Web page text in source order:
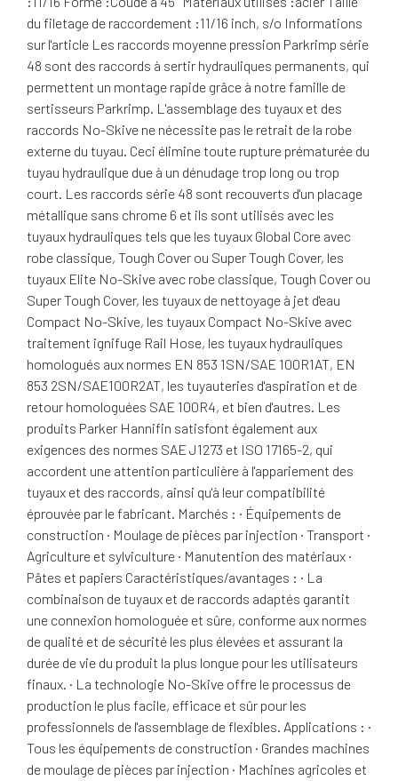
du filetage de raccordement :11/16 inch, s/o Informations
sur l'article Les raccords moyenne pression Parkrimp série
48 sont des raccords à sertir hydrauliques permanents, qui
permettent un montage rapide grâce à notre famille de
sertisseurs Parkrimp. L'assemblage des tuyaux et des
raccords No-Skive ne nécessite pas le retrait de la robe
externe du tuyau. Ceci élimine toute rupture prématurée du
tuyau hydraulique due à un dénudage trop long ou trop
court. Les raccords série 48 sont recouverts d'un placage
métallique sans chrome 6 et ils sont utilisés avec les
tuyaux hydrauliques tels que les tuyaux Global Core avec
robe classique, Tough Cover ou Super Tough Cover, les
tuyaux Elite No-Skive avec robe classique, Tough Cover ou
Super Tough Cover, les tuyaux de nettoyage à jet d'eau
Compact No-Skive, les tuyaux Compact No-Skive avec
traitement ignifuge Rail Hose, les tuyaux hydrauliques
homologués aux normes EN 853 1SN/SAE 100R1AT, EN
853 2SN/SAE100R2AT, les tuyauteries d'aspiration et de
retour homologuées SAE 100R4, et bien d'autres. Les
produits Parker Hannifin satisfont également aux
exigences des normes SAE J1273 et ISO 17165-2, qui
accordent une attention particulière à l'appariement des
tuyaux et des raccords, ainsi qu'à leur compatibilité
éprouvée par le fabricant. Marchés : · Équipements de
construction · Moulage de pièces par injection · Transport ·
Agriculture et sylviculture · Manutention des matériaux ·
Pâtes et papiers Caractéristiques/avantages : · La
combinaison de tuyaux et de raccords adaptés garantit
une connexion homologuée et sûre, conforme aux normes
de qualité et de sécurité les plus élevées et assurant la
durée de vie du produit la plus longue pour les utilisateurs
finaux. · La technologie No-Skive offre le processus de
production le plus facile, efficace et sûr pour les
professionnels de l'assemblage de flexibles. Applications : ·
Tous les équipements de construction · Grandes machines
de moulage de pièces par injection · Machines agricoles et